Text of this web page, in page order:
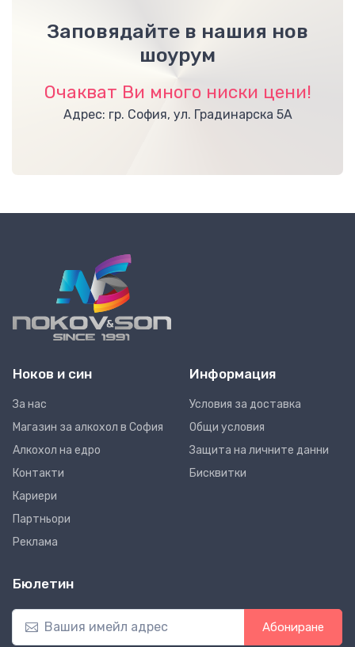
Заповядайте в нашия нов
шоурум
Очакват Ви много ниски цени!
Адрес: гр. София, ул. Градинарска 5А
Ноков и син
За нас
Магазин за алкохол в София
Алкохол на едро
Контакти
Кариери
Партньори
Реклама
Информация
Условия за доставка
Общи условия
Защита на личните данни
Бисквитки
Бюлетин
Абониране